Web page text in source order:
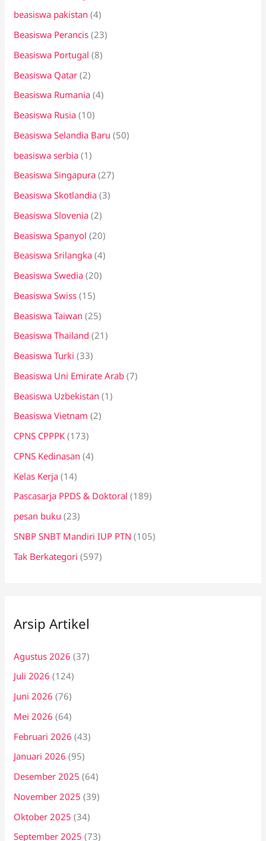
beasiswa pakistan (4)
Beasiswa Perancis (23)
Beasiswa Portugal (8)
Beasiswa Qatar (2)
Beasiswa Rumania (4)
Beasiswa Rusia (10)
Beasiswa Selandia Baru (50)
beasiswa serbia (1)
Beasiswa Singapura (27)
Beasiswa Skotlandia (3)
Beasiswa Slovenia (2)
Beasiswa Spanyol (20)
Beasiswa Srilangka (4)
Beasiswa Swedia (20)
Beasiswa Swiss (15)
Beasiswa Taiwan (25)
Beasiswa Thailand (21)
Beasiswa Turki (33)
Beasiswa Uni Emirate Arab (7)
Beasiswa Uzbekistan (1)
Beasiswa Vietnam (2)
CPNS CPPPK (173)
CPNS Kedinasan (4)
Kelas Kerja (14)
Pascasarja PPDS & Doktoral (189)
pesan buku (23)
SNBP SNBT Mandiri IUP PTN (105)
Tak Berkategori (597)
Arsip Artikel
Agustus 2026 (37)
Juli 2026 (124)
Juni 2026 (76)
Mei 2026 (64)
Februari 2026 (43)
Januari 2026 (95)
Desember 2025 (64)
November 2025 (39)
Oktober 2025 (34)
September 2025 (73)